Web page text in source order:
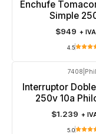
Agotado
Enchufe
Simple
$949 + IVA
4.5
7408
Interruptor
250v 10a
$1.239 +
5.0